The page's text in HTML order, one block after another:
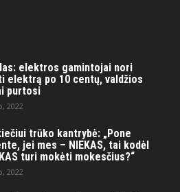
elektros gamintojai nori
elektrą po 10 centų, valdžios
purtosi
2022
trūko kantrybė: „Pone
jei mes – NIEKAS, tai kodėl
turi mokėti mokesčius?“
2022